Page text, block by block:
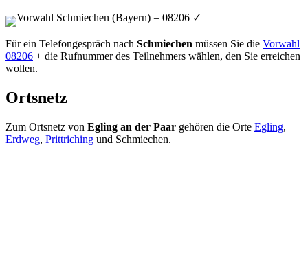
Vorwahl Schmiechen (Bayern) = 08206 ✓
Für ein Telefongespräch nach Schmiechen müssen Sie die Vorwahl
08206 + die Rufnummer des Teilnehmers wählen, den Sie erreichen
wollen.
Ortsnetz
Zum Ortsnetz von Egling an der Paar gehören die Orte Egling,
Erdweg, Prittriching und Schmiechen.